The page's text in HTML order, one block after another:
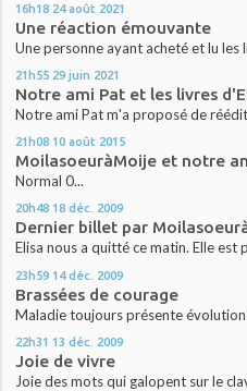
16h18 24 août 2021
Une réaction émouvante
Une personne ayant acheté et lu les
21h55 29 juin 2021
Notre ami Pat et les livres
Notre ami Pat m'a proposé de
21h08 10 août 2015
MoilasoeuràMoije et notre
Normal 0...
20h48 18 déc. 2009
Dernier billet par
Elisa nous a quitté ce matin. Elle est
23h59 14 déc. 2009
Brassées de courage
Maladie toujours présente évolution
22h31 13 déc. 2009
Joie de vivre
Joie des mots qui galopent sur le